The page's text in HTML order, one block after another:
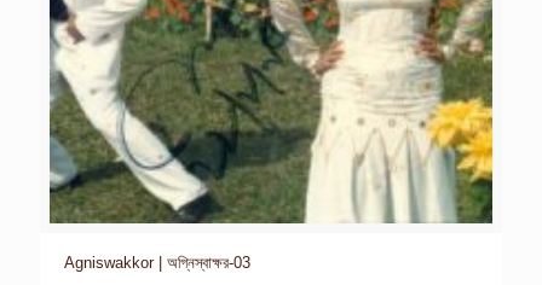
Agniswakkor | অগ্নিস্বাক্ষর-03